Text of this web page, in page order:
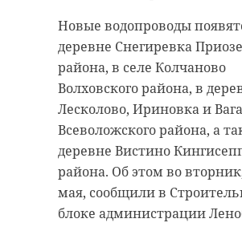
Новые водопроводы
деревне Снегиревка
района, в селе Колчаново
Волховского района, в
Лесколово, Ириновка и
Всеволожского района, а
деревне Вистино
района. Об этом во
мая, сообщили в
блоке администрации
Птицы прогуливаются по
окрестностям, щиплют
«перешептываются».
мимо Волховского района -
издалека кажется: поля
прокомментировал
Дрозденко.
Гуси следуют из Южной
Африки к побережью
что ниже нормы.
Ветер юго-восточный 4-9 м/
сообщил ведущий
центра Фобос Михаил Леус,
синоптическую ситуацию в
регионе сформирует
силы барический гребень с
востока.
В среду, 13 мая, во второй